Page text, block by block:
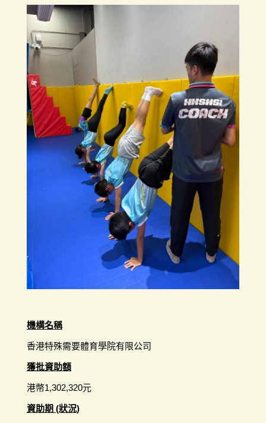
機構名稱
香港特殊需要體育學院有限公司
獲批資助額
港幣1,302,320元
資助期 (狀況)